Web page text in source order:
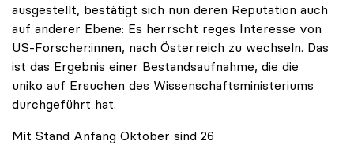
ausgestellt, bestätigt sich nun deren Reputation auch
auf anderer Ebene: Es herrscht reges Interesse von
US-Forscher:innen, nach Österreich zu wechseln. Das
ist das Ergebnis einer Bestandsaufnahme, die die
uniko auf Ersuchen des Wissenschaftsministeriums
durchgeführt hat.
Mit Stand Anfang Oktober sind 26